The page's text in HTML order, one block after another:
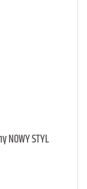
STYL